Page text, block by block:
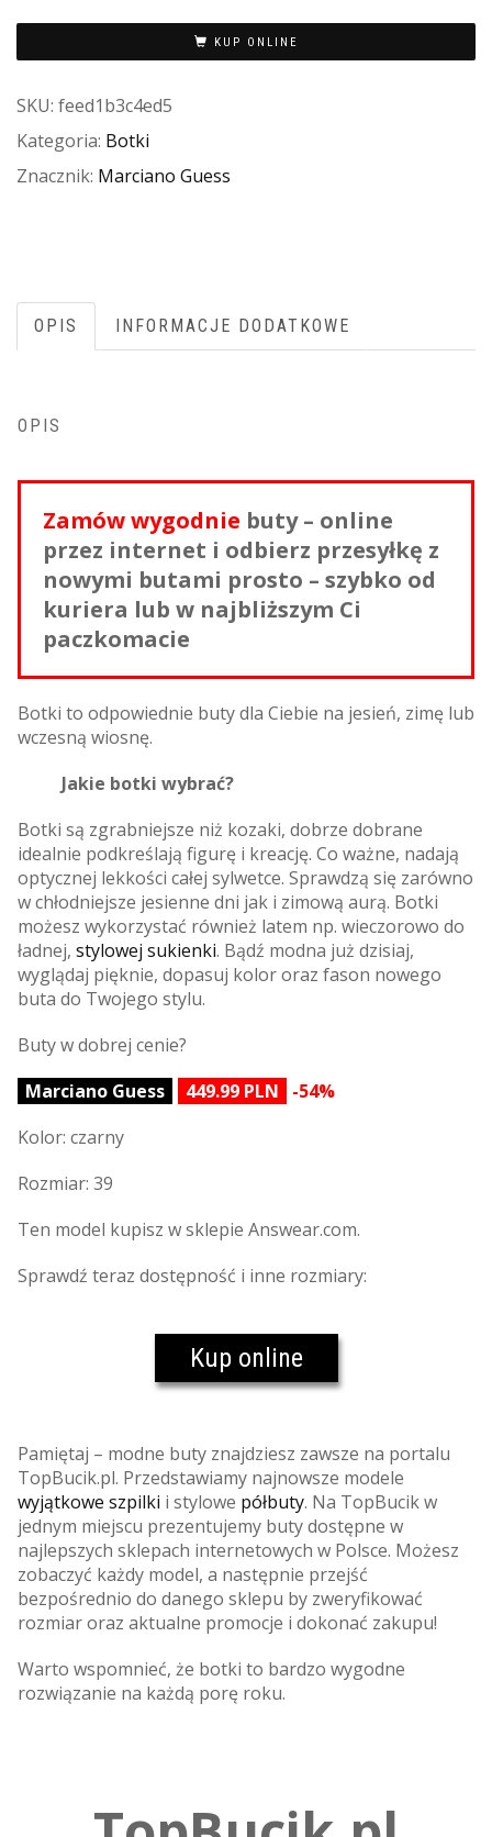
KUP ONLINE
SKU: feed1b3c4ed5
Kategoria: Botki
Znacznik: Marciano Guess
OPIS INFORMACJE DODATKOWE
OPIS
Zamów wygodnie buty – online
przez internet i odbierz przesyłkę z
nowymi butami prosto – szybko od
kuriera lub w najbliższym Ci
paczkomacie
Botki to odpowiednie buty dla Ciebie na jesień, zimę lub
wczesną wiosnę.
Jakie botki wybrać?
Botki są zgrabniejsze niż kozaki, dobrze dobrane
idealnie podkreślają figurę i kreację. Co ważne, nadają
optycznej lekkości całej sylwetce. Sprawdzą się zarówno
w chłodniejsze jesienne dni jak i zimową aurą. Botki
możesz wykorzystać również latem np. wieczorowo do
ładnej, stylowej sukienki. Bądź modna już dzisiaj,
wyglądaj pięknie, dopasuj kolor oraz fason nowego
buta do Twojego stylu.
Buty w dobrej cenie?
Marciano Guess
449.99 PLN
-54%
Kolor: czarny
Rozmiar: 39
Ten model kupisz w sklepie Answear.com.
Sprawdź teraz dostępność i inne rozmiary:
Kup online
Pamiętaj – modne buty znajdziesz zawsze na portalu
TopBucik.pl. Przedstawiamy najnowsze modele
wyjątkowe szpilki i stylowe półbuty. Na TopBucik w
jednym miejscu prezentujemy buty dostępne w
najlepszych sklepach internetowych w Polsce. Możesz
zobaczyć każdy model, a następnie przejść
bezpośrednio do danego sklepu by zweryfikować
rozmiar oraz aktualne promocje i dokonać zakupu!
Warto wspomnieć, że botki to bardzo wygodne
rozwiązanie na każdą porę roku.